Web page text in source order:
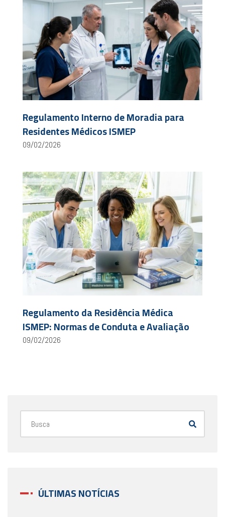
Regulamento Interno de Moradia para
Residentes Médicos ISMEP
09/02/2026
Regulamento da Residência Médica
ISMEP: Normas de Conduta e Avaliação
09/02/2026
ÚLTIMAS NOTÍCIAS